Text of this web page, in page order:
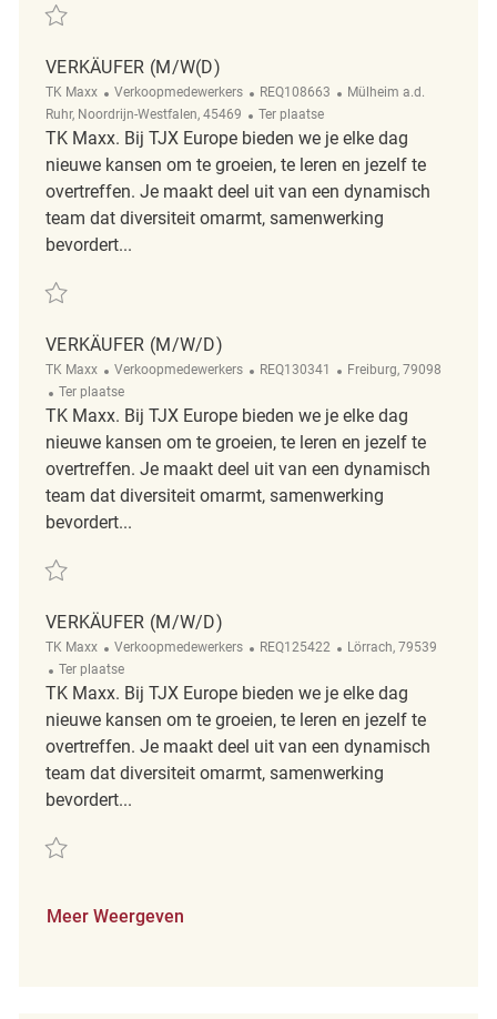
Redden Verkäufer (m/w/d) REQ121825
VERKÄUFER (M/W(D)
TK Maxx Categorie
Verkoopmedewerkers ReqId
REQ108663 Plaats
Mülheim a.d.
Ruhr, Noordrijn-Westfalen, 45469
Afgelegen
Ter plaatse
TK Maxx. Bij TJX Europe bieden we je elke dag
nieuwe kansen om te groeien, te leren en jezelf te
overtreffen. Je maakt deel uit van een dynamisch
team dat diversiteit omarmt, samenwerking
bevordert...
Redden Verkäufer (m/w(d) REQ108663
VERKÄUFER (M/W/D)
TK Maxx Categorie
Verkoopmedewerkers ReqId
REQ130341 Plaats
Freiburg, 79098
Afgelegen
Ter plaatse
TK Maxx. Bij TJX Europe bieden we je elke dag
nieuwe kansen om te groeien, te leren en jezelf te
overtreffen. Je maakt deel uit van een dynamisch
team dat diversiteit omarmt, samenwerking
bevordert...
Redden Verkäufer (m/w/d) REQ130341
VERKÄUFER (M/W/D)
TK Maxx Categorie
Verkoopmedewerkers ReqId
REQ125422 Plaats
Lörrach, 79539
Afgelegen
Ter plaatse
TK Maxx. Bij TJX Europe bieden we je elke dag
nieuwe kansen om te groeien, te leren en jezelf te
overtreffen. Je maakt deel uit van een dynamisch
team dat diversiteit omarmt, samenwerking
bevordert...
Redden Verkäufer (m/w/d) REQ125422
Meer Weergeven